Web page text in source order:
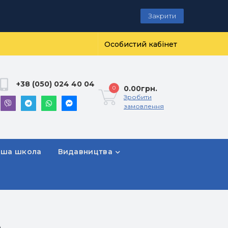
Закрити
Особистий кабінет
+38 (050) 024 40 04 0 0.00грн.
Зробити
замовлення
школа Видавництва